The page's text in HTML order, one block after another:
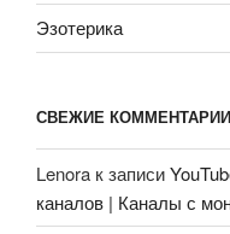
Эзотерика
СВЕЖИЕ КОММЕНТАРИИ
Lenora к записи
каналов | Каналы с